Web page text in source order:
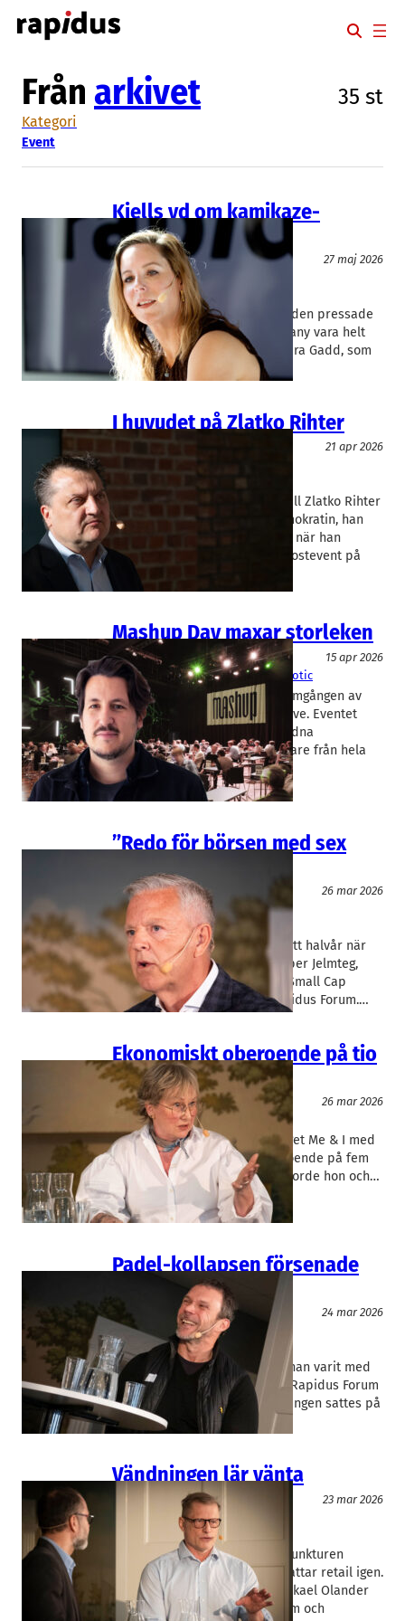
Hoppa
till
Från arkivet 35 st
Kategori
Event
Kjells vd om kamikaze-
uppdraget
Event Handel
27 maj 2026
Boozt, Hövding,
Gunnar Wrede, Sandra Gadd
Senast om tre år ska läget för den pressade
elektronikkedjan Kjell & Company vara helt
annorlunda. Det säger vd Sandra Gadd, som
tagit på sig…
I huvudet på Zlatko Rihter
Event
21 apr 2026
Zlatko Rihter
Som nytillträdd MFF-hövding vill Zlatko Rihter
inte bara bevara föreningsdemokratin, han
vill utveckla den. Det sade han när han
gästade Rapidus fullsatta frukostevent på
torsdagen.…
Mashup Day maxar storleken
Event
15 apr 2026
Mashup International
Nino Subotic
På onsdagen drar den tredje omgången av
Mashup Day igång på Malmö Live. Eventet
samlar cirka 600 särskilt inbjudna
investerare och startup-grundare från hela
Europa.
”Redo för börsen med sex
månaders varsel”
Entreprenörskap
26 mar 2026
Inarea Group
Small Cap Partners
Jesper Jelmteg
Inarea kan vara noterat inom ett halvår när
marknaden vänder. Det sa Jesper Jelmteg,
partner i investeringsbolaget Small Cap
Partners, när han gästade Rapidus Forum.…
Ekonomiskt oberoende på tio
år
Entreprenörskap Event
26 mar 2026
Me & I, Volati Helene Nyrell
Helene Nyrell startade företaget Me & I med
målet att bli ekonomiskt oberoende på fem
år. Det tog nästan tio. Så här gjorde hon och…
Padel-kollapsen försenade
Entreprenörskap Event
24 mar 2026
Dafej Invest , Trafik & Fritid
Daniel Bertland, Erik Andersson
Erik Andersson sålde bolaget han varit med
och byggt upp under 30 år. På Rapidus Forum
berättade han om hur försäljningen sattes på
paus när…
Vändningen lär vänta
Event
23 mar 2026
Rapidus Forum, Wesports
Gunnar Wrede , Mikael Olander
Det kan dröja länge innan konjunkturen
vänder och marknaden uppskattar retail igen.
Det sa Wesports-grundaren Mikael Olander
när han gästade Rapidus Forum och